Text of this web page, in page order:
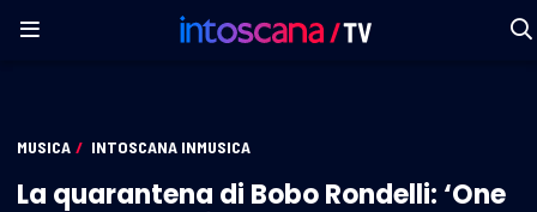
MUSICA / INTOSCANA INMUSICA
La quarantena di Bobo Rondelli: ‘One